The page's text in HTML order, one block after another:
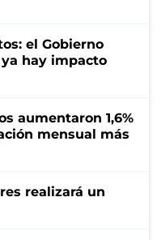
el Gobierno
hay impacto
aumentaron 1,6%
mensual más
realizará un